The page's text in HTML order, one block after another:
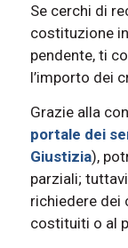
Se cerchi di
costituzione
pendente, ti
l’importo dei
Grazie alla
portale dei
Giustizia),
parziali;
richiedere dei
costituiti o al